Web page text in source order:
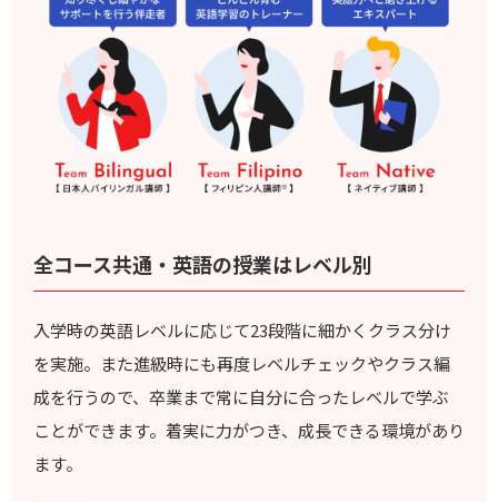
全コース共通・英語の授業はレベル別
入学時の英語レベルに応じて23段階に細かくクラス分け
を実施。また進級時にも再度レベルチェックやクラス編
成を行うので、卒業まで常に自分に合ったレベルで学ぶ
ことができます。着実に力がつき、成長できる環境があり
ます。